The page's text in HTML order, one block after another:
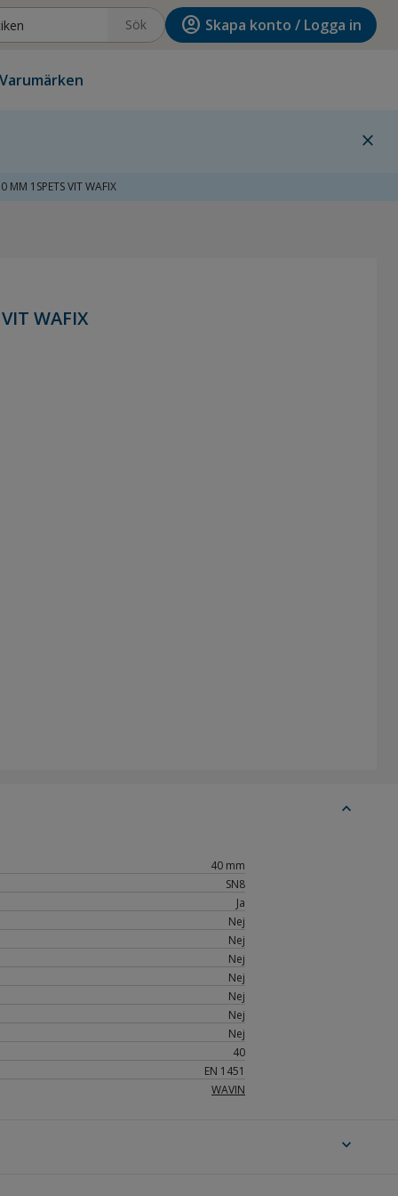
Sök account_circle Skapa konto / Logga in
Varumärken
close
MM 1SPETS VIT WAFIX
WAFIX
expand_less
40 mm
SN8
Ja
Nej
Nej
Nej
Nej
Nej
Nej
Nej
40
EN 1451
WAVIN
expand_more